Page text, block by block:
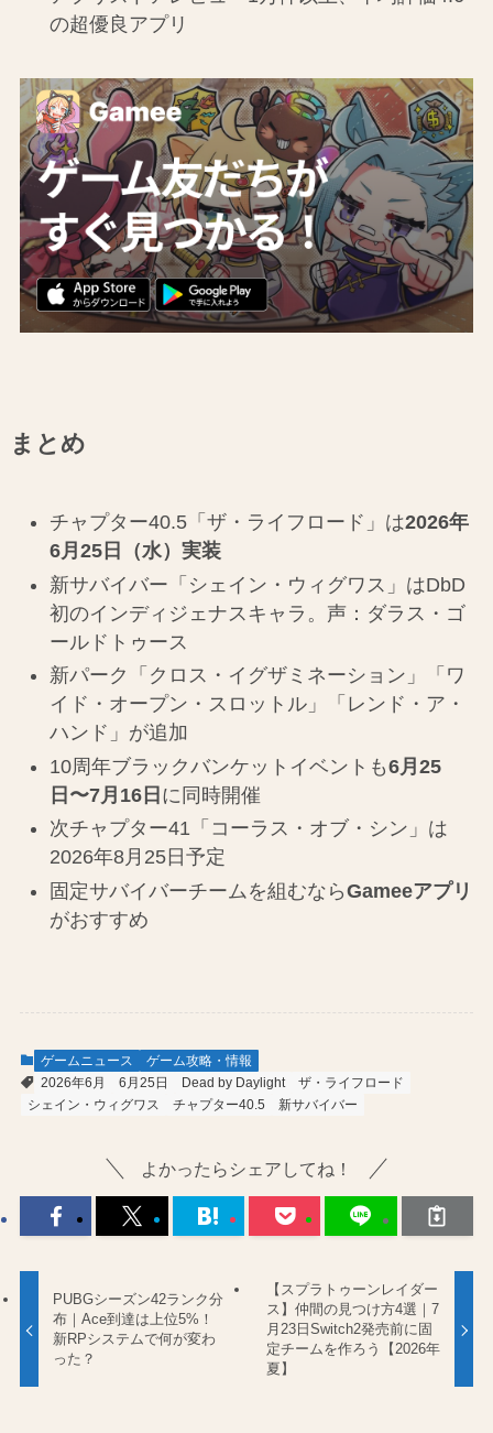
の超優良アプリ
まとめ
チャプター40.5「ザ・ライフロード」は2026年
6月25日（水）実装
新サバイバー「シェイン・ウィグワス」はDbD
初のインディジェナスキャラ。声：ダラス・ゴ
ールドトゥース
新パーク「クロス・イグザミネーション」「ワ
イド・オープン・スロットル」「レンド・ア・
ハンド」が追加
10周年ブラックバンケットイベントも6月25
日〜7月16日 に同時開催
次チャプター41「コーラス・オブ・シン」は
2026年8月25日予定
固定サバイバーチームを組むならGameeアプリ
がおすすめ
ゲームニュース
ゲーム攻略・情報
2026年6月
6月25日 Dead by Daylight
ザ・ライフロード
シェイン・ウィグワス
チャプター40.5 新サバイバー
よかったらシェアしてね！
PUBGシーズン42ランク分
布｜Ace到達は上位5%！
新RPシステムで何が変わ
った？
【スプラトゥーンレイダー
ス】仲間の見つけ方4選｜7
月23日Switch2発売前に固
定チームを作ろう【2026年
夏】